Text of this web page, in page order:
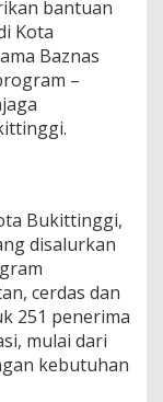
bantuan
Kota
Baznas
–
Bukittinggi,
disalurkan
cerdas dan
251 penerima
mulai dari
kebutuhan